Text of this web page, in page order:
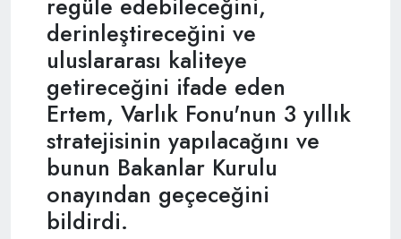
derinleştireceğini ve
uluslararası kaliteye
getireceğini ifade eden
Ertem, Varlık Fonu'nun 3 yıllık
stratejisinin yapılacağını ve
bunun Bakanlar Kurulu
onayından geçeceğini
bildirdi.